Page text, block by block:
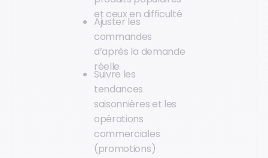
et ceux en difficulté
Ajuster les
commandes
d’après la demande
réelle
Suivre les
tendances
saisonnières et les
opérations
commerciales
(promotions)